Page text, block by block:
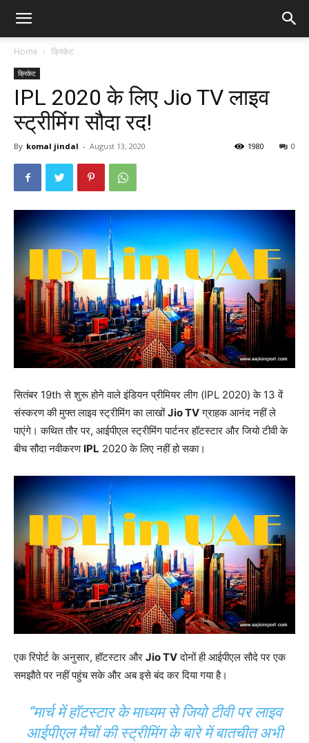
Home क्रिकेट
क्रिकेट
IPL 2020 के लिए Jio TV लाइव
स्ट्रीमिंग सौदा रद!
By komal jindal - August 13, 2020 0
1980
सितंबर 19th से शुरू होने वाले इंडियन प्रीमियर लीग (IPL 2020) के 13 वें
संस्करण की मुफ्त लाइव स्ट्रीमिंग का लाखोंJio TVग्राहक आनंद नहीं ले
पाएंगे। कथित तौर पर, आईपीएल स्ट्रीमिंग पार्टनर हॉटस्टार और जियो टीवी के
बीच सौदा नवीकरण IPL 2020 के लिए नहीं हो सका।
एक रिपोर्ट के अनुसार, हॉटस्टार और Jio TVदोनों ही आईपीएल सौदे पर एक
समझौते पर नहीं पहुंच सके और अब इसे बंद कर दिया गया है।
“मार्च में हॉटस्टार के माध्यम से जियो टीवी पर लाइव
आईपीएल मैचों की स्ट्रीमिंग के बारे में बातचीत अभी